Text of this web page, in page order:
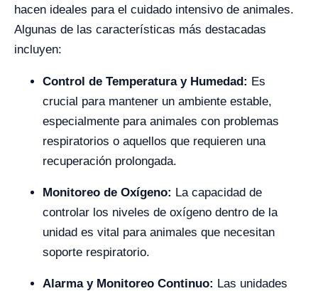
hacen ideales para el cuidado intensivo de animales.
Algunas de las características más destacadas
incluyen:
Control de Temperatura y Humedad: Es
crucial para mantener un ambiente estable,
especialmente para animales con problemas
respiratorios o aquellos que requieren una
recuperación prolongada.
Monitoreo de Oxígeno: La capacidad de
controlar los niveles de oxígeno dentro de la
unidad es vital para animales que necesitan
soporte respiratorio.
Alarma y Monitoreo Continuo: Las unidades